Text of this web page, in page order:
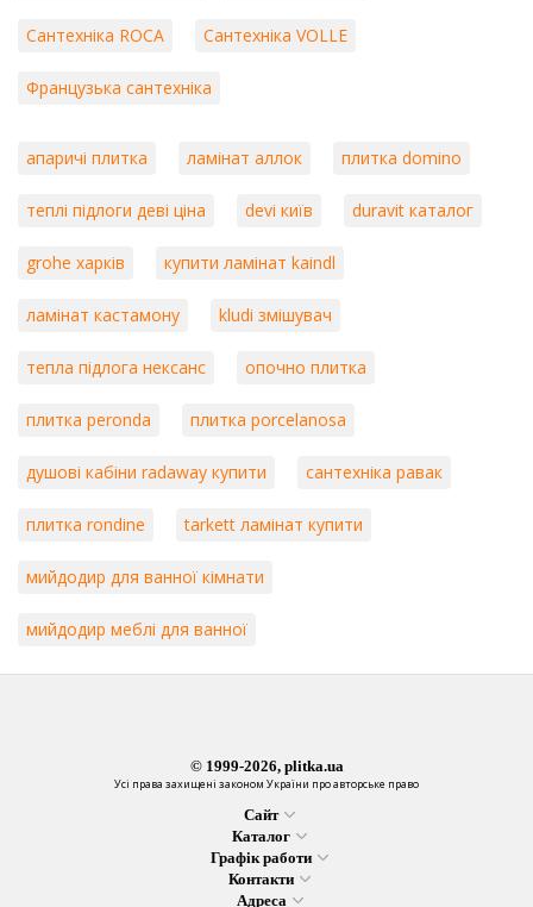
Сантехніка ROCA Сантехніка VOLLE
Французька сантехніка
апаричі плитка ламінат аллок плитка domino
теплі підлоги деві ціна devi київ duravit каталог
grohe харків купити ламінат kaindl
ламінат кастамону kludi змішувач
тепла підлога нексанс опочно плитка
плитка peronda плитка porcelanosa
душові кабіни radaway купити сантехніка равак
плитка rondine tarkett ламінат купити
мийдодир для ванної кімнати
мийдодир меблі для ванної
© 1999-2026, plitka.ua
Усі права захищені законом України про авторське право
Сайт
Каталог
Графік работи
Контакти
Адреса